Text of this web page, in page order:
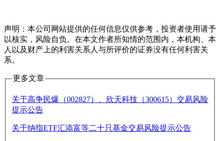
声明：本公司网站提供的任何信息仅供参考，投资者使用请予
以核实，风险自负。在本文作者所知情的范围内，本机构、本
人以及财产上的利害关系人与所评价的证券没有任何利害关
系。
更多文章
关于高争民爆（002827）、欣天科技（300615）交易风险
提示公告
关于纳指ETF汇添富等二十只基金交易风险提示公告